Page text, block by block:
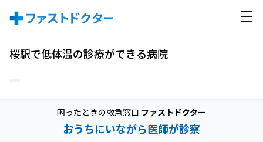
桜駅で低体温の診療ができる病院
困ったときの救急窓口 ファストドクター
おうちにいながら医師が診察